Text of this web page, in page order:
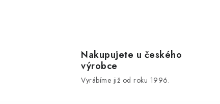
Nakupujete u českého
výrobce
Vyrábíme již od roku 1996.